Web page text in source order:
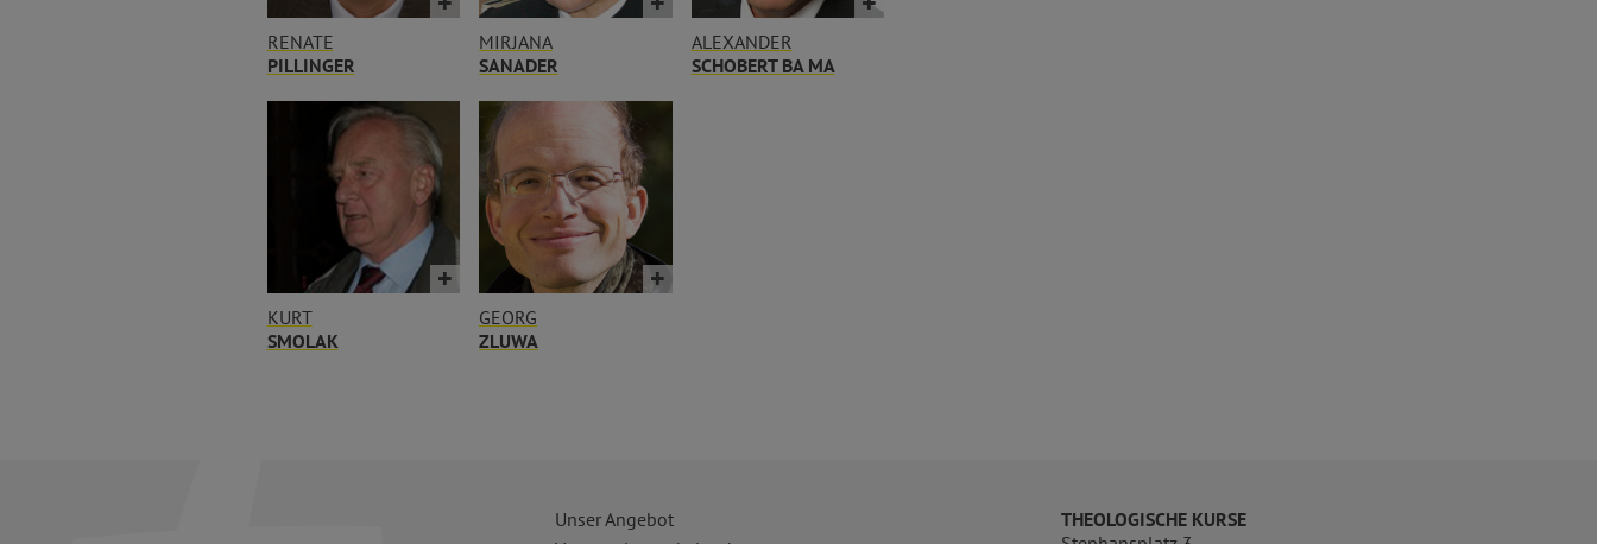
RENATE
PILLINGER
MIRJANA
SANADER
ALEXANDER
SCHOBERT BA MA
KURT
SMOLAK
GEORG
ZLUWA
Unser Angebot
THEOLOGISCHE KURSE